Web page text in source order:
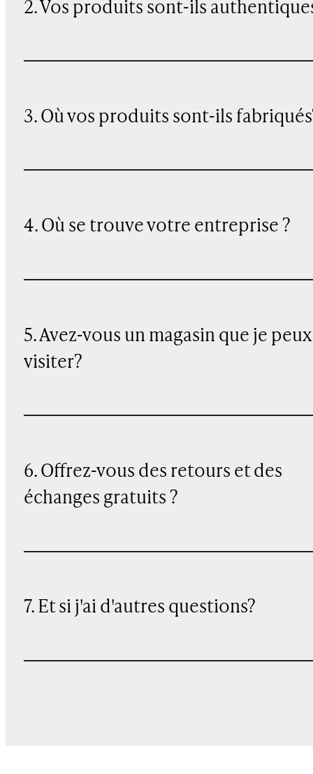
2. Vos produits sont-ils
3. Où vos produits sont-ils
4. Où se trouve votre entreprise ?
5. Avez-vous un magasin que je peux
visiter?
6. Offrez-vous des retours et des
échanges gratuits ?
7. Et si j'ai d'autres questions?